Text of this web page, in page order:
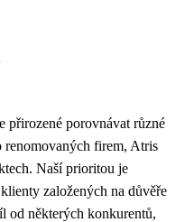
přirozené porovnávat různé
firem, Atris
Naší prioritou je
založených na důvěře
od některých konkurentů,